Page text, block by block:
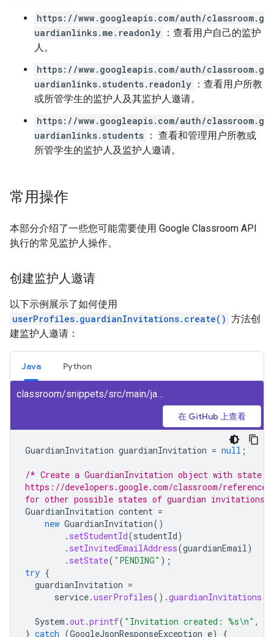
https://www.googleapis.com/auth/classroom.g
uardianlinks.me.readonly ：查看用户自己的监护
人。
https://www.googleapis.com/auth/classroom.g
uardianlinks.students.readonly ：查看用户所教
或所管学生的监护人及其监护人邀请。
https://www.googleapis.com/auth/classroom.g
uardianlinks.students ： 查看和管理用户所教或
所管学生的监护人及监护人邀请。
常用操作
本部分介绍了一些您可能需要使用 Google Classroom API
执行的常见监护人操作。
创建监护人邀请
以下示例展示了如何使用
userProfiles.guardianInvitations.create() 方法创
建监护人邀请：
Java Python
classroom/snippets/src/main/java/CreateGuardianInvitation.java
在 GitHub 上查看
GuardianInvitation guardianInvitation = null ;
/* Create a GuardianInvitation object with state
https://developers.google.com/classroom/
for other possible states of guardian
GuardianInvitation content =
new GuardianInvitation()
. setStudentId(studentId)
. setInvitedEmailAddress(guardianEmail )
. setState( "PENDING" );
try {
guardianInvitation =
service.userProfiles().guardianInvitations
System .out .printf( "Invitation created: %s\n" ,
} catch (GoogleJsonResponseException e) {